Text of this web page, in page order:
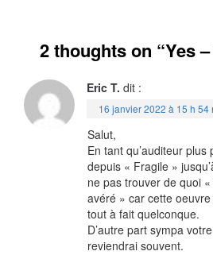
2 thoughts on “Yes
Eric T. dit :
16 janvier 2022 à 15 h 54
Salut,
En tant qu’auditeur
depuis « Fragile »
ne pas trouver de quoi
avéré » car cette
tout à fait quelconque.
D’autre part sympa
reviendrai souvent.